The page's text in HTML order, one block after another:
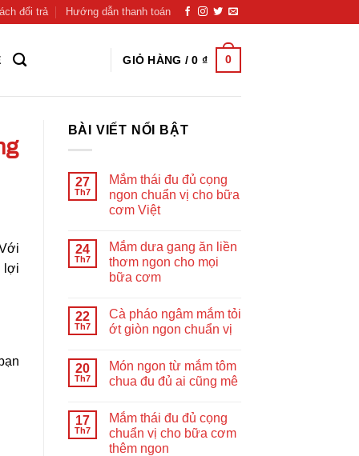
đổi trả Hướng dẫn thanh toán
GIỎ HÀNG /0₫ 0
lợi
BÀI VIẾT NỔI BẬT
27
Th7
Mắm thái đu đủ cọng
ngon chuẩn vị cho bữa
cơm Việt
24
Th7
Mắm dưa gang ăn liền
thơm ngon cho mọi
bữa cơm
22
Th7
Cà pháo ngâm mắm tỏi
ớt giòn ngon chuẩn vị
20
Th7
Món ngon từ mắm tôm
chua đu đủ ai cũng mê
17
Th7
Mắm thái đu đủ cọng
chuẩn vị cho bữa cơm
thêm ngon